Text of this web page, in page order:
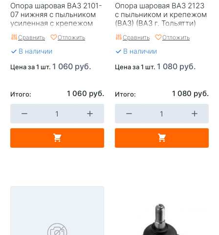
Опора шаровая ВАЗ 2101-
07 нижняя с пыльником
усиленная с крепежом
(ВАЗ) (ВАЗ г. Тольятти)
Сравнить Отложить
В наличии
Цена за 1 шт. 1 060 руб.
Итого: 1 060 руб.
Опора шаровая ВАЗ 2123
с пыльником и крепежом
(ВАЗ) (ВАЗ г. Тольятти)
Сравнить Отложить
В наличии
Цена за 1 шт. 1 080 руб.
Итого: 1 080 руб.